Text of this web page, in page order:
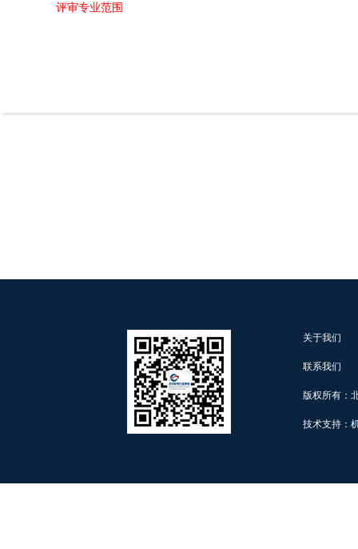
评审专业范围
关于我们
联系我们
版权所有：
技术支持：